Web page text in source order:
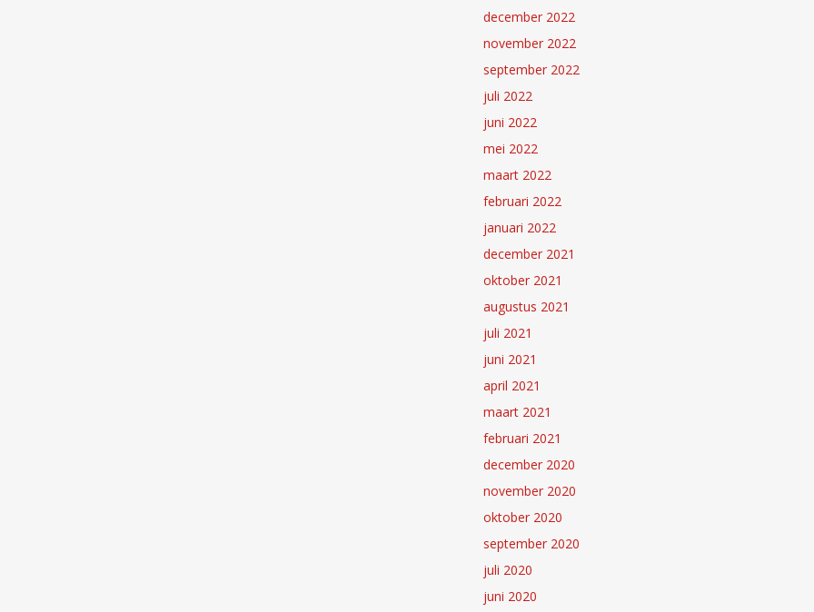
december 2022
november 2022
september 2022
juli 2022
juni 2022
mei 2022
maart 2022
februari 2022
januari 2022
december 2021
oktober 2021
augustus 2021
juli 2021
juni 2021
april 2021
maart 2021
februari 2021
december 2020
november 2020
oktober 2020
september 2020
juli 2020
juni 2020